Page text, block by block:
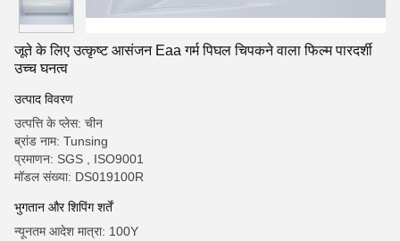
जूते के लिए उत्कृष्ट आसंजन Eaa गर्म पिघल चिपकने वाला फिल्म पारदर्शी
उच्च घनत्व
उत्पाद विवरण
उत्पत्ति के प्लेस: चीन
ब्रांड नाम: Tunsing
प्रमाणन: SGS , ISO9001
मॉडल संख्या: DS019100R
भुगतान और शिपिंग शर्तें
न्यूनतम आदेश मात्रा: 100Y